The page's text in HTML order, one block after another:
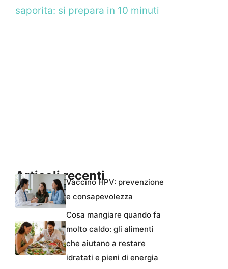
saporita: si prepara in 10 minuti
Articoli recentiVaccino HPV: prevenzione
e consapevolezza
Cosa mangiare quando fa
molto caldo: gli alimenti
che aiutano a restare
idratati e pieni di energia